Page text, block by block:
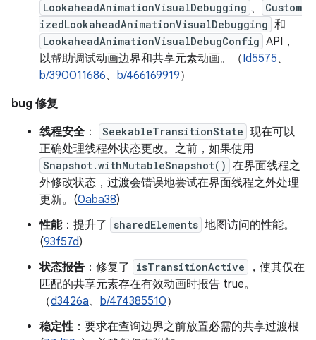
LookaheadAnimationVisualDebugging 、
Custom
izedLookaheadAnimationVisualDebugging 和
LookaheadAnimationVisualDebugConfig API，
以帮助调试动画边界和共享元素动画。（Id5575、
b/390011686、 b/466169919）
bug 修复
线程安全 ： SeekableTransitionState 现在可以
正确处理线程外状态更改。之前，如果使用
Snapshot.withMutableSnapshot() 在界面线程之
外修改状态，过渡会错误地尝试在界面线程之外处理
更新。(0aba38)
性能：提升了 sharedElements 地图访问的性能。
(93f57d)
状态报告 ：修复了 isTransitionActive
，使其仅在
匹配的共享元素存在有效动画时报告 true。
（d3426a、 b/474385510）
稳定性：要求在查询边界之前放置必需的共享过渡根